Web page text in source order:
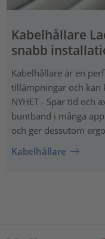
Kabelhållare
snabb
Kabelhållare är en
tillämpningar och kan
NYHET - Spar tid och
buntband i många
och ger dessutom
Kabelhållare